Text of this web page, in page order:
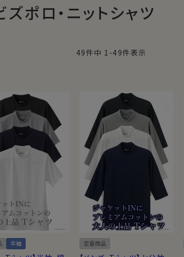
の子（カノコ）
ズポロ・ニットシャツ
49件中 1 -49件表示
半袖 定番商品